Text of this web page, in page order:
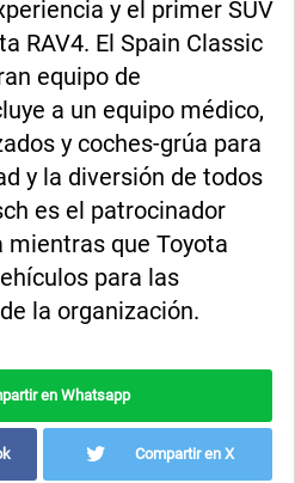
y el primer SUV
RAV4. El Spain Classic
equipo de
a un equipo médico,
y coches-grúa para
y la diversión de todos
es el patrocinador
mientras que Toyota
para las
la organización.
en Whatsapp
Compartir en X